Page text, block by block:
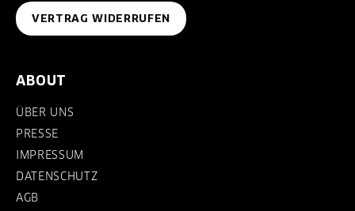
VERTRAG WIDERRUFEN
ABOUT
ÜBER UNS
PRESSE
IMPRESSUM
DATENSCHUTZ
AGB